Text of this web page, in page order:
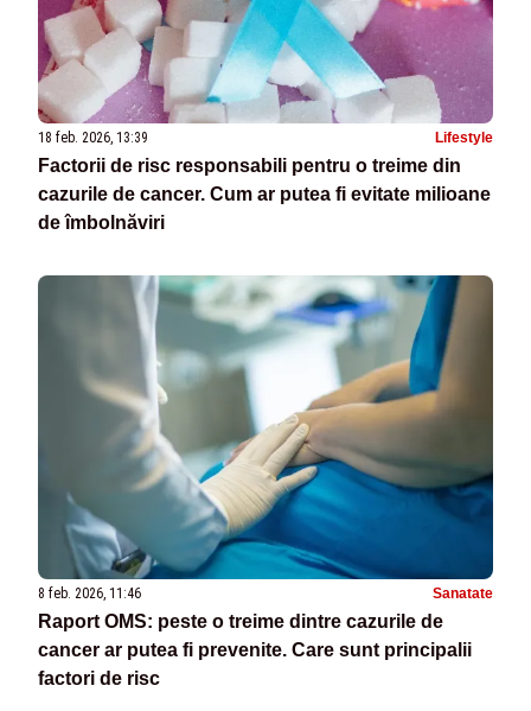
18 feb. 2026, 13:39 Lifestyle
Factorii de risc responsabili pentru o treime din
cazurile de cancer. Cum ar putea fi evitate milioane
de îmbolnăviri
8 feb. 2026, 11:46 Sanatate
Raport OMS: peste o treime dintre cazurile de
cancer ar putea fi prevenite. Care sunt principalii
factori de risc